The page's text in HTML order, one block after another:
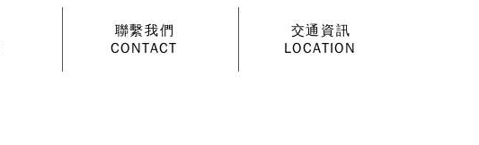
聯繫我們
CONTACT
交通資訊
LOCATION